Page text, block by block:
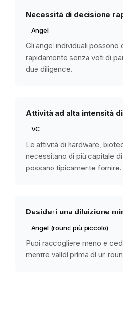
Necessità di decisione
Angel
Gli angel individuali possono
rapidamente senza voti di
due diligence.
Attività ad alta intensità
VC
Le attività di hardware,
necessitano di più capitale
possano tipicamente fornire.
Desideri una diluizione
Angel (round più piccolo)
Puoi raccogliere meno e
mentre validi prima di un